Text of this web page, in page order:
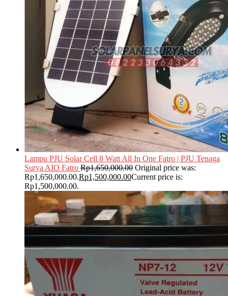
Lampu PJU Solar Cell 8 Watt All In One Fatro | PJU Tenaga
Surya AIO Fatro Rp1,650,000.00 Original price was:
Rp1,650,000.00.Rp1,500,000.00Current price is:
Rp1,500,000.00.